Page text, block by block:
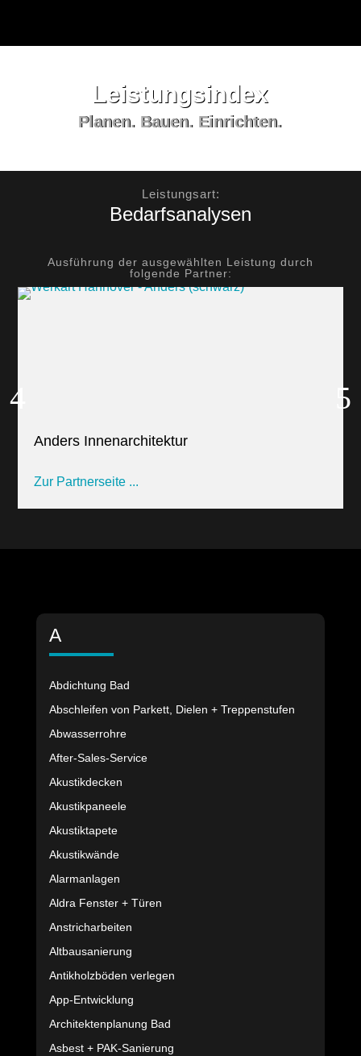
Leistungs­index
Planen. Bauen. Einrichten.
Leistungsart:
Bedarfsanalysen
Ausführung der ausgewählten Leistung durch
folgende Partner:
Anders Innenarchitektur
Zur Partnerseite ...
A
Abdichtung Bad
Abschleifen von Parkett, Dielen + Treppenstufen
Abwasserrohre
After-Sales-Service
Akustikdecken
Akustikpaneele
Akustiktapete
Akustikwände
Alarmanlagen
Aldra Fenster + Türen
Anstricharbeiten
Altbausanierung
Antikholzböden verlegen
App-Entwicklung
Architektenplanung Bad
Asbest + PAK-Sanierung